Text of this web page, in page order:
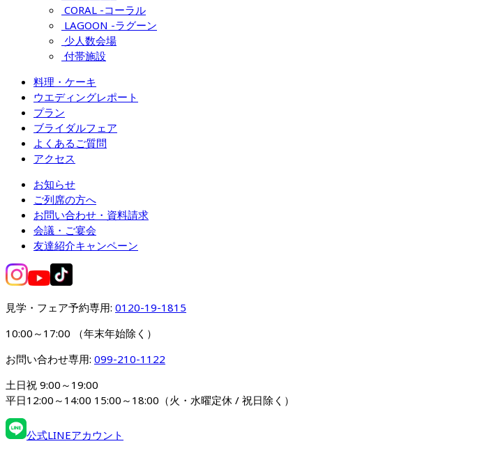
CORAL -コーラル
LAGOON -ラグーン
少人数会場
付帯施設
料理・ケーキ
ウエディングレポート
プラン
ブライダルフェア
よくあるご質問
アクセス
お知らせ
ご列席の方へ
お問い合わせ・資料請求
会議・ご宴会
友達紹介キャンペーン
見学・フェア予約専用: 0120-19-1815
10:00～17:00 （年末年始除く）
お問い合わせ専用: 099-210-1122
土日祝 9:00～19:00
平日12:00～14:00 15:00～18:00（火・水曜定休 / 祝日除く）
公式LINEアカウント